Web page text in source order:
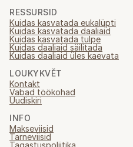
RESSURSID
Kuidas kasvatada eukalüpti
Kuidas kasvatada daaliaid
Kuidas kasvatada tulpe
Kuidas daaliaid säilitada
Kuidas daaliaid üles kaevata
LOUKYKVĚT
Kontakt
Vabad töökohad
Uudiskiri
INFO
Makseviisid
Tarneviisid
Tagastuspoliitika